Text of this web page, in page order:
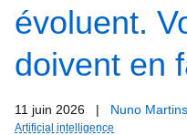
évoluent.
doivent en
11 juin 2026 | Nuno Martins
Artificial intelligence